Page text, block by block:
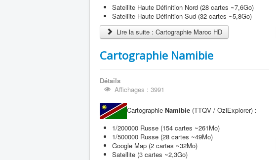
Satellite Haute Définition Nord (28 cartes ~7,6Go)
Satellite Haute Définition Sud (32 cartes ~5,8Go)
Lire la suite : Cartographie Maroc HD
Cartographie Namibie
Détails
Affichages : 3991
Cartographie Namibie (TTQV / OziExplorer) :
1/200000 Russe (154 cartes ~261Mo)
1/500000 Russe (28 cartes ~49Mo)
Google Map (2 cartes ~32Mo)
Satellite (3 cartes ~2,3Go)